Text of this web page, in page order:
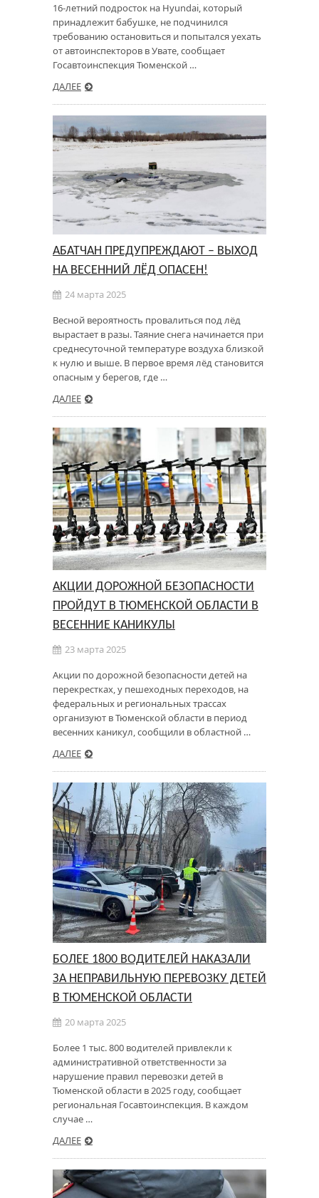
16-летний подросток на Hyundai, который
принадлежит бабушке, не подчинился
требованию остановиться и попытался уехать
от автоинспекторов в Увате, сообщает
Госавтоинспекция Тюменской …
ДАЛЕЕ
АБАТЧАН ПРЕДУПРЕЖДАЮТ – ВЫХОД
НА ВЕСЕННИЙ ЛЁД ОПАСЕН!
24 марта 2025
Весной вероятность провалиться под лёд
вырастает в разы. Таяние снега начинается при
среднесуточной температуре воздуха близкой
к нулю и выше. В первое время лёд становится
опасным у берегов, где …
ДАЛЕЕ
АКЦИИ ДОРОЖНОЙ БЕЗОПАСНОСТИ
ПРОЙДУТ В ТЮМЕНСКОЙ ОБЛАСТИ В
ВЕСЕННИЕ КАНИКУЛЫ
23 марта 2025
Акции по дорожной безопасности детей на
перекрестках, у пешеходных переходов, на
федеральных и региональных трассах
организуют в Тюменской области в период
весенних каникул, сообщили в областной …
ДАЛЕЕ
БОЛЕЕ 1800 ВОДИТЕЛЕЙ НАКАЗАЛИ
ЗА НЕПРАВИЛЬНУЮ ПЕРЕВОЗКУ ДЕТЕЙ
В ТЮМЕНСКОЙ ОБЛАСТИ
20 марта 2025
Более 1 тыс. 800 водителей привлекли к
административной ответственности за
нарушение правил перевозки детей в
Тюменской области в 2025 году, сообщает
региональная Госавтоинспекция. В каждом
случае …
ДАЛЕЕ